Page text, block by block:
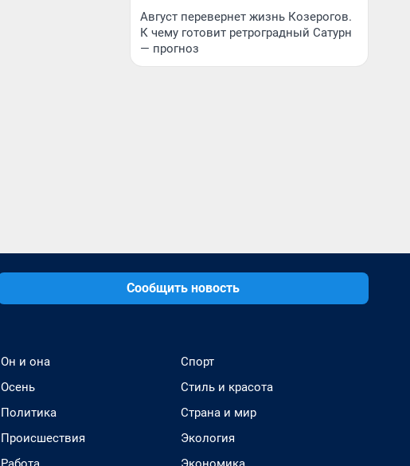
Август перевернет жизнь Козерогов.
К чему готовит ретроградный Сатурн
— прогноз
Сообщить новость
Он и она
Осень
Политика
Происшествия
Спорт
Стиль и красота
Страна и мир
Экология